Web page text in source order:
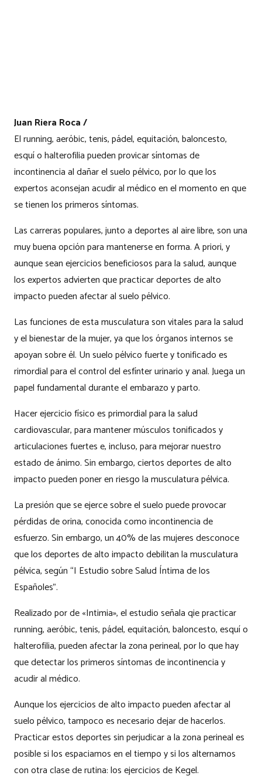
Juan Riera Roca /
El running, aeróbic, tenis, pádel, equitación, baloncesto,
esquí o halterofilia pueden provicar síntomas de
incontinencia al dañar el suelo pélvico, por lo que los
expertos aconsejan acudir al médico en el momento en que
se tienen los primeros síntomas.
Las carreras populares, junto a deportes al aire libre, son una
muy buena opción para mantenerse en forma. A priori, y
aunque sean ejercicios beneficiosos para la salud, aunque
los expertos advierten que practicar deportes de alto
impacto pueden afectar al suelo pélvico.
Las funciones de esta musculatura son vitales para la salud
y el bienestar de la mujer, ya que los órganos internos se
apoyan sobre él. Un suelo pélvico fuerte y tonificado es
rimordial para el control del esfínter urinario y anal. Juega un
papel fundamental durante el embarazo y parto.
Hacer ejercicio físico es primordial para la salud
cardiovascular, para mantener músculos tonificados y
articulaciones fuertes e, incluso, para mejorar nuestro
estado de ánimo. Sin embargo, ciertos deportes de alto
impacto pueden poner en riesgo la musculatura pélvica.
La presión que se ejerce sobre el suelo puede provocar
pérdidas de orina, conocida como incontinencia de
esfuerzo. Sin embargo, un 40% de las mujeres desconoce
que los deportes de alto impacto debilitan la musculatura
pélvica, según “I Estudio sobre Salud Íntima de los
Españoles”.
Realizado por de «Intimia», el estudio señala qie practicar
running, aeróbic, tenis, pádel, equitación, baloncesto, esquí o
halterofilia, pueden afectar la zona perineal, por lo que hay
que detectar los primeros síntomas de incontinencia y
acudir al médico.
Aunque los ejercicios de alto impacto pueden afectar al
suelo pélvico, tampoco es necesario dejar de hacerlos.
Practicar estos deportes sin perjudicar a la zona perineal es
posible si los espaciamos en el tiempo y si los alternamos
con otra clase de rutina: los ejercicios de Kegel.